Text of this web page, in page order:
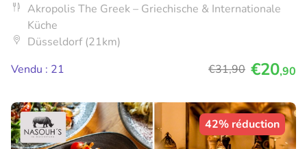
Akropolis The Greek – Griechische & Internationale
Küche
Düsseldorf (21km)
Vendu : 21
€31,90 €20,90
42% réduction